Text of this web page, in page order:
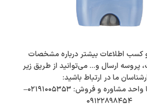
اطلاعات بیشتر درباره مشخصات
ارسال و… می‌توانید از طریق زیر
ما در ارتباط باشید:
واحد مشاوره و فروش: ۰۲۱۹۱۰۰۵۳۵۳–
۰۹۱۲۲۸۹۸۴۵۴